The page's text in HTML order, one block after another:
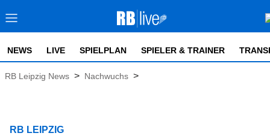
NEWS LIVE SPIELPLAN SPIELER & TRAINER
RB Leipzig News > Nachwuchs >
RB LEIPZIG